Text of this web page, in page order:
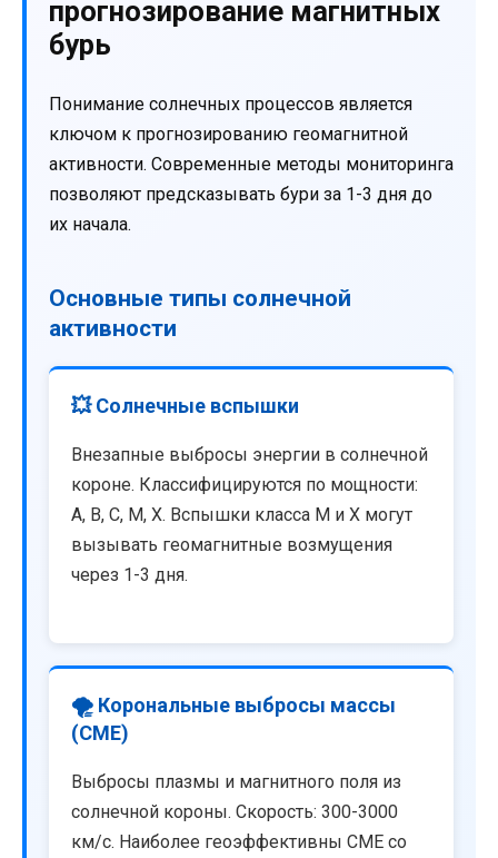
прогнозирование магнитных
бурь
Понимание солнечных процессов является
ключом к прогнозированию геомагнитной
активности. Современные методы мониторинга
позволяют предсказывать бури за 1-3 дня до
их начала.
Основные типы солнечной
активности
💥 Солнечные вспышки
Внезапные выбросы энергии в солнечной
короне. Классифицируются по мощности:
A, B, C, M, X. Вспышки класса M и X могут
вызывать геомагнитные возмущения
через 1-3 дня.
🌪️ Корональные выбросы массы
(CME)
Выбросы плазмы и магнитного поля из
солнечной короны. Скорость: 300-3000
км/с. Наиболее геоэффективны CME со